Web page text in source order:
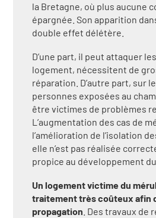
la Bretagne, où plus aucune
épargnée. Son apparition
double effet délétère.
D’une part, il peut attaquer
logement, nécessitent de
réparation. D’autre part, sur
personnes exposées au
être victimes de problèmes
L’augmentation des cas de
l’amélioration de l’isolation
elle n’est pas réalisée
propice au développement
Un logement victime du
traitement très coûteux afin
propagation . Des travaux